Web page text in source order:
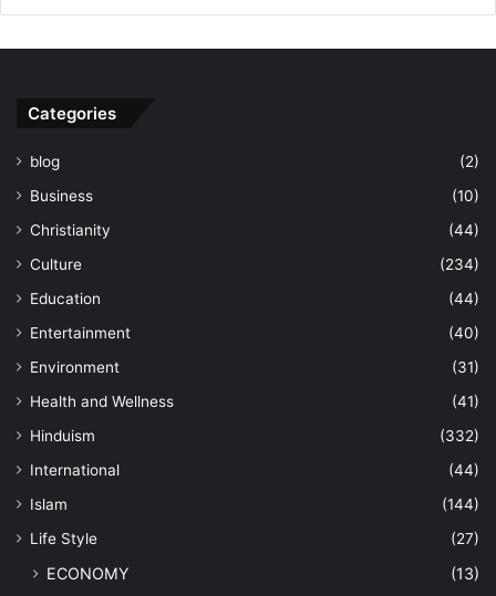
Categories
blog
(2)
Business
(10)
Christianity
(44)
Culture
(234)
Education
(44)
Entertainment
(40)
Environment
(31)
Health and Wellness
(41)
Hinduism
(332)
International
(44)
Islam
(144)
Life Style
(27)
ECONOMY (13)